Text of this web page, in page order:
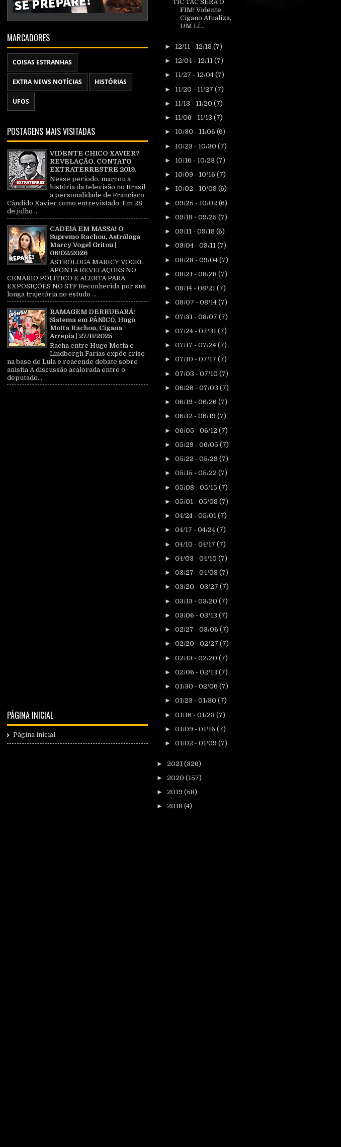
MARCADORES
COISAS ESTRANHAS
EXTRA NEWS NOTÍCIAS HISTÓRIAS
UFOS
POSTAGENS MAIS VISITADAS
VIDENTE CHICO XAVIER?
REVELAÇÃO, CONTATO
EXTRATERRESTRE 2019.
Nesse período, marcou a
história da televisão no Brasil
a personalidade de Francisco
Cândido Xavier como entrevistado. Em 28
de julho ...
CADElA EM MASSA! O
Supremo Rachou, Astróloga
Marcy Vogel Gritou |
06/02/2026
ASTRÓLOGA MARICY VOGEL
APONTA REVELAÇÕES NO
CENÁRIO POLÍTICO E ALERTA PARA
EXPOSIÇÕES NO STF Reconhecida por sua
longa trajetória no estudo ...
RAMAGEM DERRUBARÁ!
Sistema em PÂNlC0, Hugo
Motta Rachou, Cigana
Arrepia | 27/11/2025
Racha entre Hugo Motta e
Lindbergh Farias expõe crise
na base de Lula e reacende debate sobre
anistia A discussão acalorada entre o
deputado...
PÁGINA INICIAL
Página inicial
TIC TAC SERÁ O
FIM! Vidente
Cigano Atualiza,
UM LÍ...
► 12/11 - 12/18 (7)
► 12/04 - 12/11 (7)
► 11/27 - 12/04 (7)
► 11/20 - 11/27 (7)
► 11/13 - 11/20 (7)
► 11/06 - 11/13 (7)
► 10/30 - 11/06 (6)
► 10/23 - 10/30 (7)
► 10/16 - 10/23 (7)
► 10/09 - 10/16 (7)
► 10/02 - 10/09 (6)
► 09/25 - 10/02 (6)
► 09/18 - 09/25 (7)
► 09/11 - 09/18 (6)
► 09/04 - 09/11 (7)
► 08/28 - 09/04 (7)
► 08/21 - 08/28 (7)
► 08/14 - 08/21 (7)
► 08/07 - 08/14 (7)
► 07/31 - 08/07 (7)
► 07/24 - 07/31 (7)
► 07/17 - 07/24 (7)
► 07/10 - 07/17 (7)
► 07/03 - 07/10 (7)
► 06/26 - 07/03 (7)
► 06/19 - 06/26 (7)
► 06/12 - 06/19 (7)
► 06/05 - 06/12 (7)
► 05/29 - 06/05 (7)
► 05/22 - 05/29 (7)
► 05/15 - 05/22 (7)
► 05/08 - 05/15 (7)
► 05/01 - 05/08 (7)
► 04/24 - 05/01 (7)
► 04/17 - 04/24 (7)
► 04/10 - 04/17 (7)
► 04/03 - 04/10 (7)
► 03/27 - 04/03 (7)
► 03/20 - 03/27 (7)
► 03/13 - 03/20 (7)
► 03/06 - 03/13 (7)
► 02/27 - 03/06 (7)
► 02/20 - 02/27 (7)
► 02/13 - 02/20 (7)
► 02/06 - 02/13 (7)
► 01/30 - 02/06 (7)
► 01/23 - 01/30 (7)
► 01/16 - 01/23 (7)
► 01/09 - 01/16 (7)
► 01/02 - 01/09 (7)
► 2021 (326)
► 2020 (157)
► 2019 (58)
► 2018 (4)